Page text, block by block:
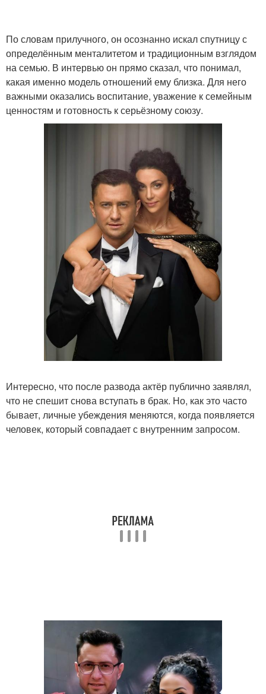
По словам прилучного, он осознанно искал спутницу с
определённым менталитетом и традиционным взглядом
на семью. В интервью он прямо сказал, что понимал,
какая именно модель отношений ему близка. Для него
важными оказались воспитание, уважение к семейным
ценностям и готовность к серьёзному союзу.
Интересно, что после развода актёр публично заявлял,
что не спешит снова вступать в брак. Но, как это часто
бывает, личные убеждения меняются, когда появляется
человек, который совпадает с внутренним запросом.